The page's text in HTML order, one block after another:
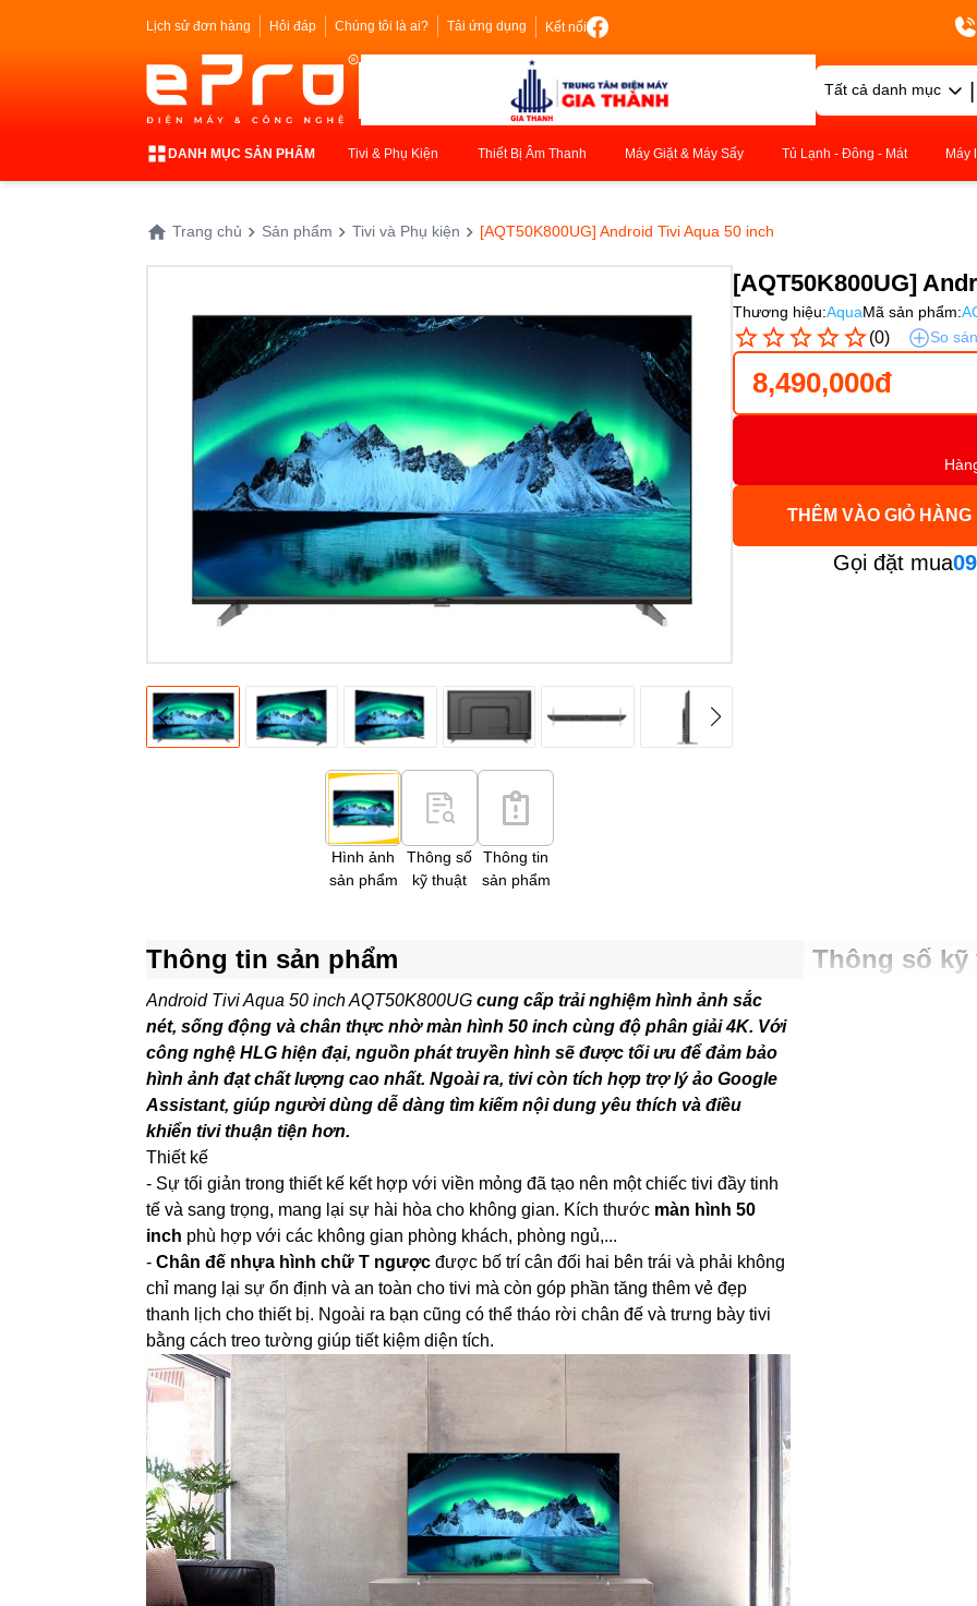
Lịch sử đơn hàng Hỏi đáp Chúng tôi là ai? Tải ứng dụng Kết nối
Tất cả danh mục |
DANH MỤC SẢN PHẨM Tivi & Phụ Kiện Thiết Bị Âm Thanh Máy Giặt & Máy Sấy Tủ Lạnh - Đông - Mát Máy
Trang chủ Sản phẩm Tivi và Phụ kiện [AQT50K800UG] Android Tivi Aqua 50 inch
Hình ảnh
sản phẩm
Thông số
kỹ thuật
Thông tin
sản phẩm
[AQT50K800UG]
Thương hiệu:AquaMã sản phẩm:
(0) So
8,490,000đ
THÊM VÀO GIỎ HÀNG
Gọi đặt mua
Thông tin sản phẩm
Android Tivi Aqua 50 inch AQT50K800UG cung cấp trải nghiệm hình ảnh sắc
nét, sống động và chân thực nhờ màn hình 50 inch cùng độ phân giải 4K. Với
công nghệ HLG hiện đại, nguồn phát truyền hình sẽ được tối ưu để đảm bảo
hình ảnh đạt chất lượng cao nhất. Ngoài ra, tivi còn tích hợp trợ lý ảo Google
Assistant, giúp người dùng dễ dàng tìm kiếm nội dung yêu thích và điều
khiển tivi thuận tiện hơn.
Thiết kế
- Sự tối giản trong thiết kế kết hợp với viền mỏng đã tạo nên một chiếctivi đầy tinh
tế và sang trọng, mang lại sự hài hòa cho không gian. Kích thước màn hình 50
inch phù hợp với các không gian phòng khách, phòng ngủ,...
-Chân đế nhựa hình chữ T ngược được bố trí cân đối hai bên trái và phải không
chỉ mang lại sự ổn định và an toàn cho tivi mà còn góp phần tăng thêm vẻ đẹp
thanh lịch cho thiết bị. Ngoài ra bạn cũng có thể tháo rời chân đế và trưng bày tivi
bằng cách treo tường giúp tiết kiệm diện tích.
Thông số kỹ